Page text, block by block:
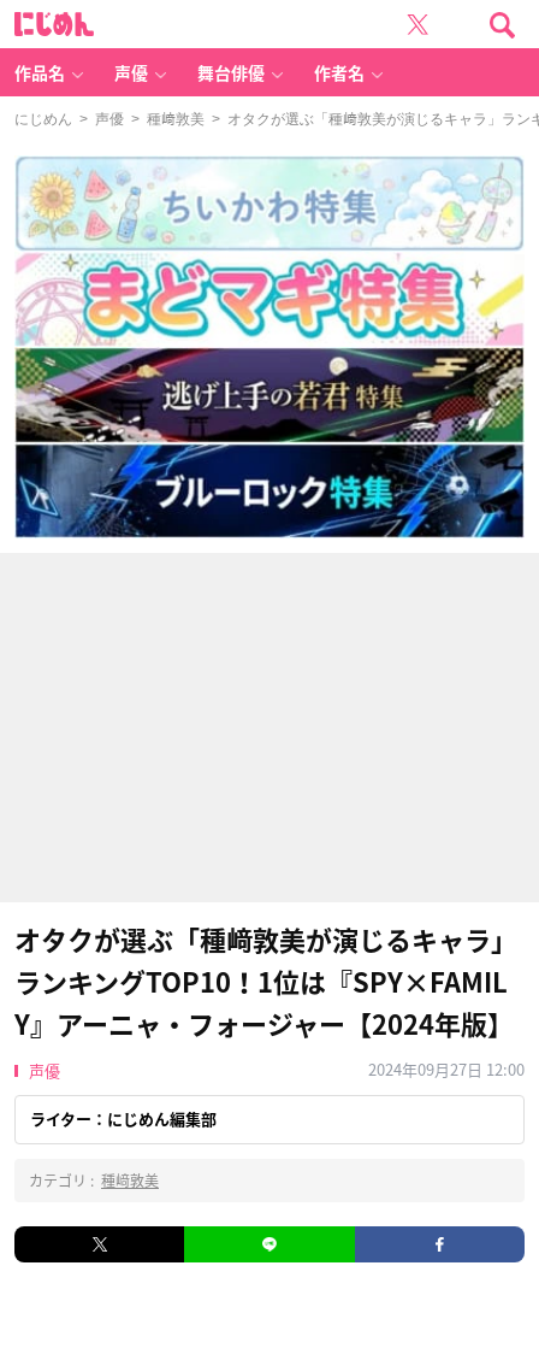
作品名 声優 舞台俳優 作者名
にじめん > 声優 > 種﨑敦美 > オタクが選ぶ「種﨑敦美が演じるキャラ」ラン
オタクが選ぶ「種﨑敦美が演じるキャラ」
ランキングTOP10！1位は『SPY×FAMIL
Y』アーニャ・フォージャー【2024年版】
声優 2024年09月27日 12:00
ライター：にじめん編集部
カテゴリ : 種﨑敦美